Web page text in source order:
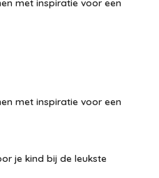
met inspiratie voor een
je kind bij de leukste